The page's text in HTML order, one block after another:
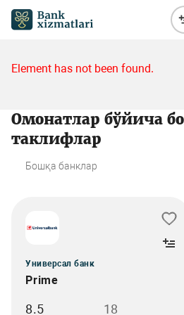
Element has not been found.
Омонатлар бўйича
таклифлар
Бошқа банклар
Универсал банк
Prime
8.5 18